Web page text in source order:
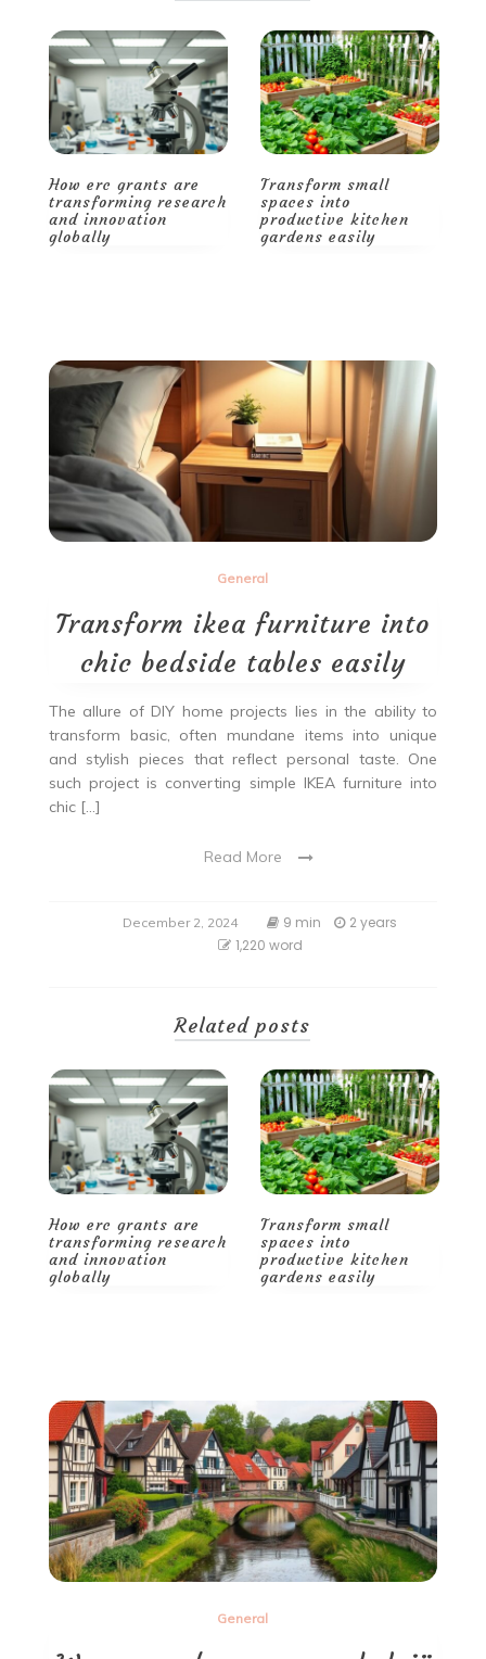
Transform small
spaces into
productive kitchen
gardens easily
Smart storage and
decor tips for a
spacious, stylish
home
General
Transform ikea furniture into
chic bedside tables easily
The allure of DIY home projects lies in the ability to
transform basic, often mundane items into unique
and stylish pieces that reflect personal taste. One
such project is converting simple IKEA furniture into
chic […]
Read More
December 2, 2024 9 min
2 years
1,220 word
Related posts
Transform small
spaces into
productive kitchen
gardens easily
Smart storage and
decor tips for a
spacious, stylish
home
General